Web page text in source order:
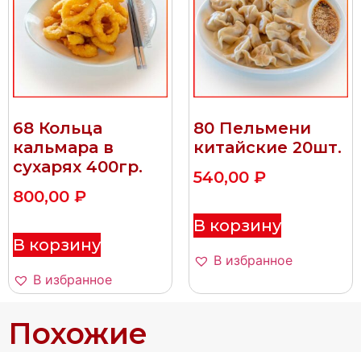
68 Кольца
кальмара в
сухарях 400гр.
800,00 ₽
В корзину
В избранное
80 Пельмени
китайские 20шт.
540,00 ₽
В корзину
В избранное
Похожие